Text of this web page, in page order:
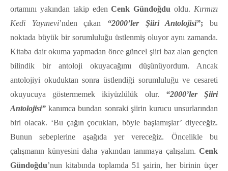
ortamını yakından takip edenCenk Gündoğduoldu. Kırmızı
Kedi Yayınevi’nden çıkan “2000’ler Şiiri Antolojisi”; bu
noktada büyük bir sorumluluğu üstlenmiş oluyor aynı zamanda.
Kitaba dair okuma yapmadan önce güncel şiiri baz alan gençten
bilindik bir antoloji okuyacağımı düşünüyordum. Ancak
antolojiyi okuduktan sonra üstlendiği sorumluluğu ve cesareti
okuyucuya göstermemek ikiyüzlülük olur. “2000’ler Şiiri
Antolojisi” kanımca bundan sonraki şiirin kurucu unsurlarından
biri olacak. ‘Bu çağın çocukları, böyle başlamışlar’ diyeceğiz.
Bunun sebeplerine aşağıda yer vereceğiz. Öncelikle bu
çalışmanın künyesini daha yakından tanımaya çalışalım. Cenk
Gündoğdu’nun kitabında toplamda 51 şairin, her birinin üçer